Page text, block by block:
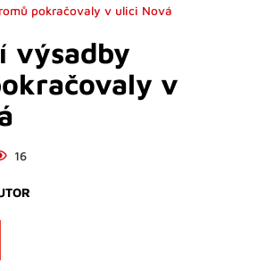
pokračovaly v ulici Nová
výsadby
v
16